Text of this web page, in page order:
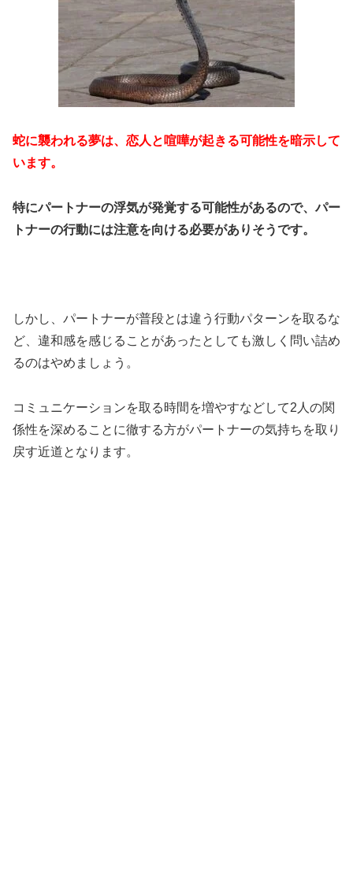
蛇に襲われる夢は、恋人と喧嘩が起きる可能性を暗示して
います。
特にパートナーの浮気が発覚する可能性があるので、パー
トナーの行動には注意を向ける必要がありそうです。
しかし、パートナーが普段とは違う行動パターンを取るな
ど、違和感を感じることがあったとしても激しく問い詰め
るのはやめましょう。
コミュニケーションを取る時間を増やすなどして2人の関
係性を深めることに徹する方がパートナーの気持ちを取り
戻す近道となります。